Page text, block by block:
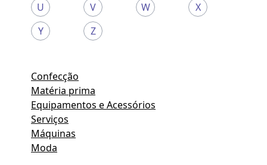
U
V W
X
Y
Z
Confecção
Matéria prima
Equipamentos e Acessórios
Serviços
Máquinas
Moda